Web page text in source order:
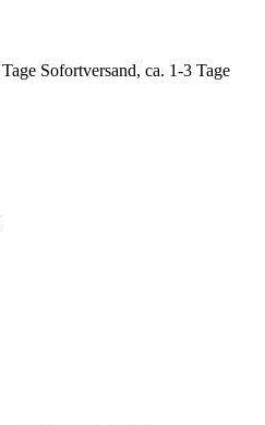
Sofortversand, ca. 1-3 Tage